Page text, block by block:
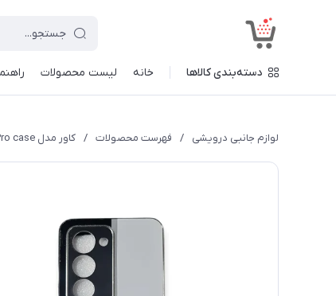
دسته‌بندی کالاها خانه لیست محصولات
لوازم جانبی درویشی / فهرست محصولات / کاور مدل Pro case مناسب برای گوشی موبایل شیائومی Redmi 15 4G